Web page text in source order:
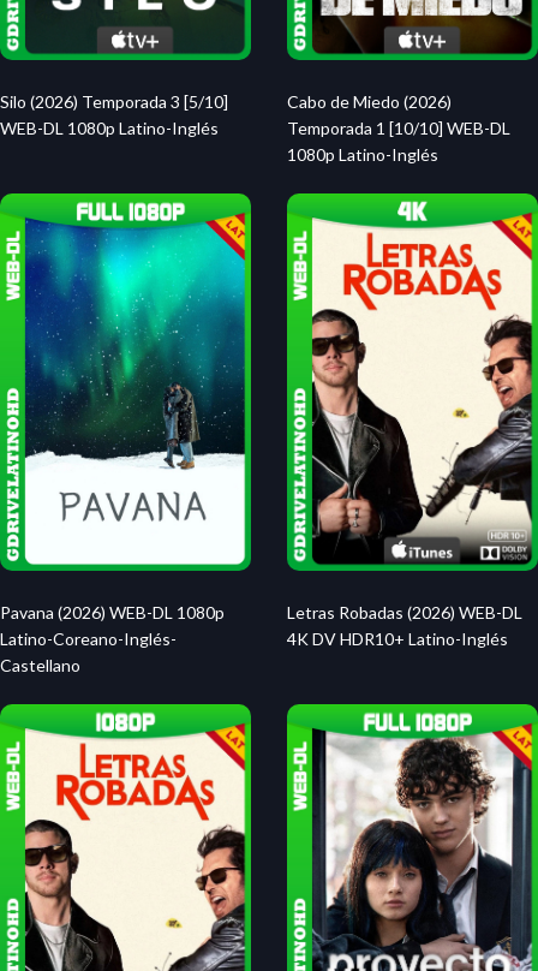
Silo (2026) Temporada 3 [5/10]
WEB-DL 1080p Latino-Inglés
Cabo de Miedo (2026)
Temporada 1 [10/10] WEB-DL
1080p Latino-Inglés
Pavana (2026) WEB-DL 1080p
Latino-Coreano-Inglés-
Castellano
Letras Robadas (2026) WEB-DL
4K DV HDR10+ Latino-Inglés